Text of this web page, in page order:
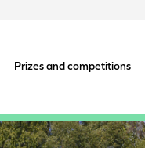
Prizes and competitions